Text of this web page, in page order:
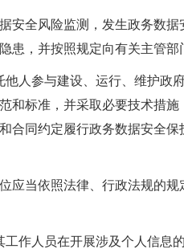
安全风险监测，发生政务数
患，并按照规定向有关主管部
人参与建设、运行、维护政
和标准，并采取必要技术措
合同约定履行政务数据安全
应当依照法律、行政法规的
作人员在开展涉及个人信息